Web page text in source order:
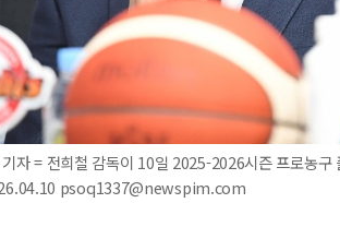
자 = 전희철 감독이 10일 2025-2026시즌 프로농구
psoq1337@newspim.com